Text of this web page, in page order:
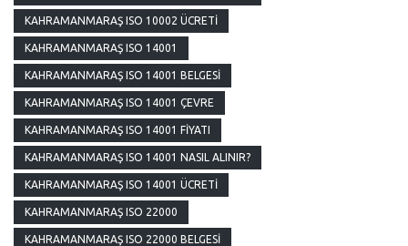
KAHRAMANMARAŞ ISO 10002 ÜCRETI
KAHRAMANMARAŞ ISO 14001
KAHRAMANMARAŞ ISO 14001 BELGESI
KAHRAMANMARAŞ ISO 14001 ÇEVRE
KAHRAMANMARAŞ ISO 14001 FIYATI
KAHRAMANMARAŞ ISO 14001 NASIL ALINIR?
KAHRAMANMARAŞ ISO 14001 ÜCRETI
KAHRAMANMARAŞ ISO 22000
KAHRAMANMARAŞ ISO 22000 BELGESI